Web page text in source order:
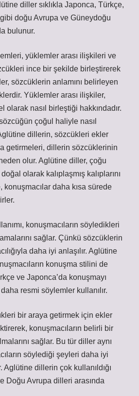
diller sıklıkla Japonca, Türkçe,
doğu Avrupa ve Güneydoğu
bulunur.
yüklemler arası ilişkileri ve
ince bir şekilde birleştirerek
sözcüklerin anlamını belirleyen
Yüklemler arası ilişkiler,
olarak nasıl birleştiği hakkındadır.
çoğul haliyle nasıl
dillerin, sözcükleri ekler
getirmeleri, dillerin sözcüklerinin
olur. Aglütine diller, çoğu
olarak kalıplaşmış kalıplarını
konuşmacılar daha kısa sürede
konuşmacıların söyledikleri
sağlar. Çünkü sözcüklerin
daha iyi anlaşılır. Aglütine
konuşma stilini de
ve Japonca’da konuşmayı
resmi söylemler kullanılır.
bir araya getirmek için ekler
konuşmacıların belirli bir
sağlar. Bu tür diller aynı
söylediği şeyleri daha iyi
Aglütine dillerin çok kullanıldığı
Doğu Avrupa dilleri arasında